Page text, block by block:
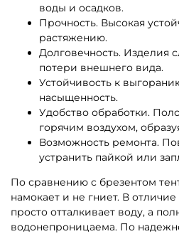
воды и осадков.
Прочность. Высокая
растяжению.
Долговечность. Изделия
потери внешнего вида.
Устойчивость к
насыщенность.
Удобство обработки.
горячим воздухом,
Возможность ремонта.
устранить пайкой или
По сравнению с брезентом
намокает и не гниет. В
просто отталкивает воду, а
водонепроницаема. По